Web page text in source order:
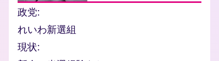
政党
れいわ新選組
現状